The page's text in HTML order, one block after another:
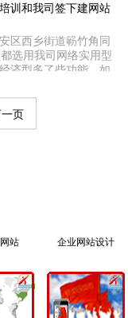
信管理局审核通过
备12072702号。
型网站案例，此类网
提供的风格案例或效
仿制
训和我司签下建网站
区西乡街道簕竹角同
选用我司网络实用型
济型多了些功能，如
导航、走马灯等功
宝安区工商局审核的
信用代码：
页
站 企业网站设计